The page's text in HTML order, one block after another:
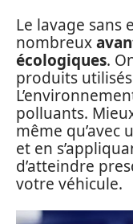
Le lavage sans
nombreux
écologiques.
produits
polluants.
même qu’avec
et en
d’atteindre
votre véhicule.